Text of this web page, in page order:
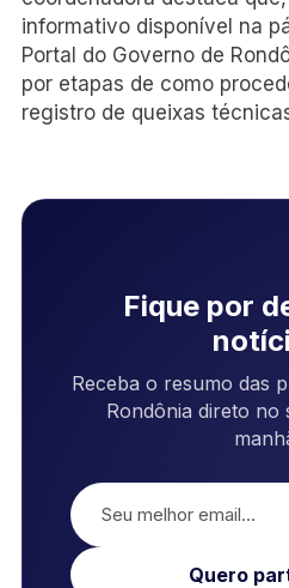
informativo disponível na
Portal do Governo de
por etapas de como
registro de queixas
Fique por
Receba o resumo das
Rondônia direto no
Quero